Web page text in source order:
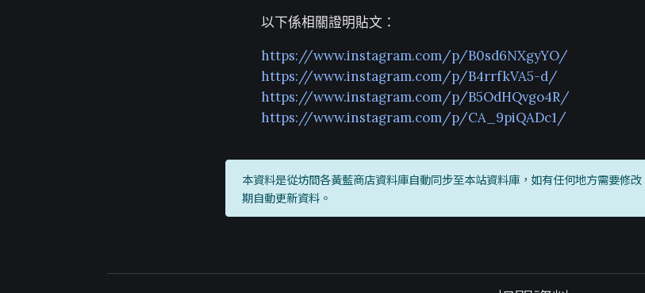
以下係相關證明貼文：
https://www.instagram.com/p/B0sd6NXgyYO/
https://www.instagram.com/p/B4rrfkVA5-d/
https://www.instagram.com/p/B5OdHQvgo4R/
https://www.instagram.com/p/CA_9piQADc1/
本資料是從坊間各黃藍商店資料庫自動同步至本站資料庫，如有任何地方需要修
期自動更新資料。